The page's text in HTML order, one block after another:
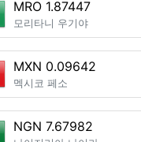
MRO 1.87447
모리타니 우기야
MXN 0.09642
멕시코 페소
NGN 7.67982